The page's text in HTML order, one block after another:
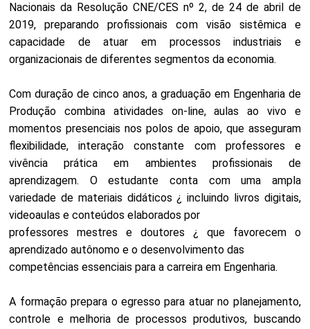
Nacionais da Resolução CNE/CES nº 2, de 24 de abril de
2019, preparando profissionais com visão sistêmica e
capacidade de atuar em processos industriais e
organizacionais de diferentes segmentos da economia.
Com duração de cinco anos, a graduação em Engenharia de
Produção combina atividades on-line, aulas ao vivo e
momentos presenciais nos polos de apoio, que asseguram
flexibilidade, interação constante com professores e
vivência prática em ambientes profissionais de
aprendizagem. O estudante conta com uma ampla
variedade de materiais didáticos ¿ incluindo livros digitais,
videoaulas e conteúdos elaborados por
professores mestres e doutores ¿ que favorecem o
aprendizado autônomo e o desenvolvimento das
competências essenciais para a carreira em Engenharia.
A formação prepara o egresso para atuar no planejamento,
controle e melhoria de processos produtivos, buscando